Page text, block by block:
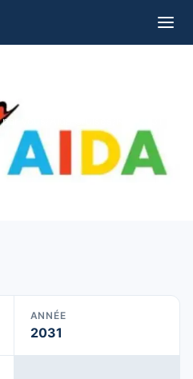
vous
ANNÉE
2031